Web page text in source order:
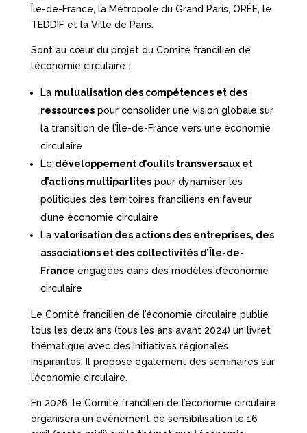
Île-de-France, la Métropole du Grand Paris, ORÉE, le
TEDDIF et la Ville de Paris.
Sont au cœur du projet du Comité francilien de
l’économie circulaire :
La mutualisation des compétences et des
ressourcespour consolider une vision globale sur
la transition de l’Île-de-France vers une économie
circulaire
Le développement d’outils transversaux et
d’actions multipartitespour dynamiser les
politiques des territoires franciliens en faveur
d’une économie circulaire
La valorisation des actions des entreprises, des
associations et des collectivités d’Île-de-
France engagées dans des modèles d’économie
circulaire
Le Comité francilien de l’économie circulaire publie
tous les deux ans (tous les ans avant 2024) un livret
thématique avec des initiatives régionales
inspirantes. Il propose également des séminaires sur
l’économie circulaire.
En 2026, le Comité francilien de l’économie circulaire
organisera un événement de sensibilisation le 16